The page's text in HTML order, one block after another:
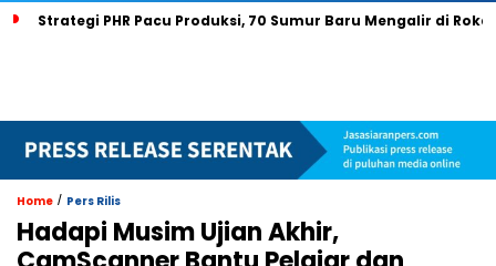
Strategi PHR Pacu Produksi, 70 Sumur Baru Mengalir di
Home / Pers Rilis
Hadapi Musim Ujian Akhir,